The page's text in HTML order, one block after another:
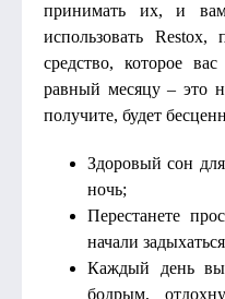
принимать их, и
использовать Restox,
средство, которое
равный месяцу – это
получите, будет
Здоровый сон
ночь;
Перестанете
начали
Каждый день вы
бодрым,